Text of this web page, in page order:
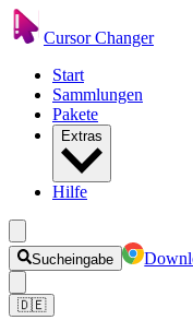
Cursor Changer
Start
Sammlungen
Pakete
Extras
Hilfe
Sucheingabe
🇩🇪